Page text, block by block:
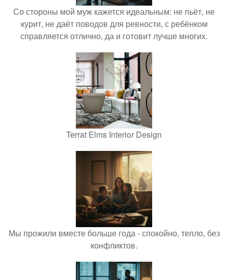
Со стороны мой муж кажется идеальным: не пьёт, не
курит, не даёт поводов для ревности, с ребёнком
справляется отлично, да и готовит лучше многих.
Terrat Elms Interior Design
Мы прожили вместе больше года - спокойно, тепло, без
конфликтов.